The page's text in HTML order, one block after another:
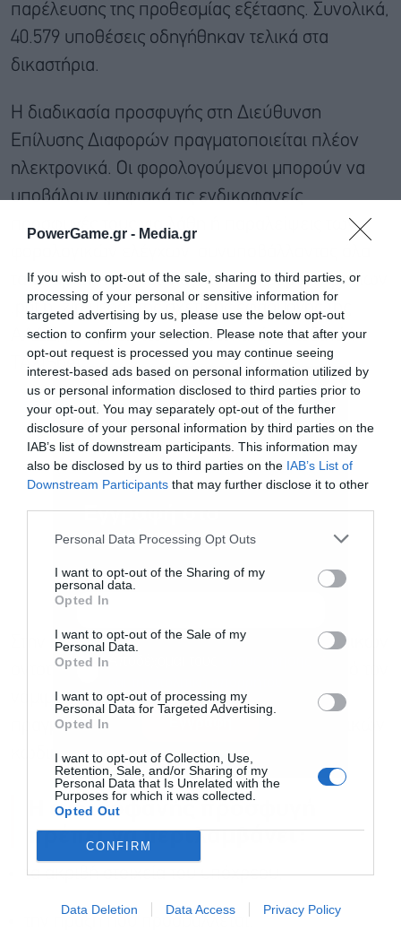
PowerGame.gr - Media.gr
If you wish to opt-out of the sale, sharing to third parties, or
processing of your personal or sensitive information for
targeted advertising by us, please use the below opt-out
section to confirm your selection. Please note that after your
opt-out request is processed you may continue seeing
interest-based ads based on personal information utilized by
us or personal information disclosed to third parties prior to
your opt-out. You may separately opt-out of the further
disclosure of your personal information by third parties on the
IAB’s list of downstream participants. This information may
also be disclosed by us to third parties on the IAB’s List of
Downstream Participants that may further disclose it to other
Personal Data Processing Opt Outs
I want to opt-out of the Sharing of my
personal data.
Opted In
I want to opt-out of the Sale of my
Personal Data.
Opted In
I want to opt-out of processing my
Personal Data for Targeted Advertising.
Opted In
I want to opt-out of Collection, Use,
Retention, Sale, and/or Sharing of my
Personal Data that Is Unrelated with the
Purposes for which it was collected.
Opted Out
CONFIRM
Data Deletion Data Access Privacy Policy
παρέλευσης της προθεσμίας εξέτασης. Συνολικά,
40.579 υποθέσεις οδηγήθηκαν τελικά στα
δικαστήρια.
Η διαδικασία προσφυγής στη Διεύθυνση
Επίλυσης Διαφορών πραγματοποιείται πλέον
ηλεκτρονικά. Οι φορολογούμενοι μπορούν να
υποβάλουν ψηφιακά τις ενδικοφανείς
προσφυγές τους για λάθη ή παραλείψεις των
τα απαραίτητα δικαιολογητικά σε μορφή αρχείων
.pdf ή .zip μέσω της σχετικής εφαρμογής της
ΑΑΔΕ, με χρήση των προσωπικών κωδικών
TAXISnet.
Στην περίπτωση νομικών προσώπων ή νομικών
οντοτήτων, όταν η προσφυγή κατατίθεται από τον
νόμιμο εκπρόσωπο, η διαδικασία
πραγματοποιείται με τη χρήση των προσωπικών
κωδικών πρόσβασης του εκπροσώπου.
Η ενδικοφανής προσφυγή
πρέπει να περιλαμβάνει:
τα ακριβή στοιχεία του υπόχρεου,
την πράξη που προσβάλλεται,
Εγγραφή στο
newsletter
Αποδέχομαι τους